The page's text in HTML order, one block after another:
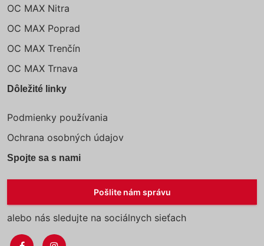
OC MAX Nitra
OC MAX Poprad
OC MAX Trenčín
OC MAX Trnava
Dôležité linky
Podmienky používania
Ochrana osobných údajov
Spojte sa s nami
Pošlite nám správu
alebo nás sledujte na sociálnych sieťach